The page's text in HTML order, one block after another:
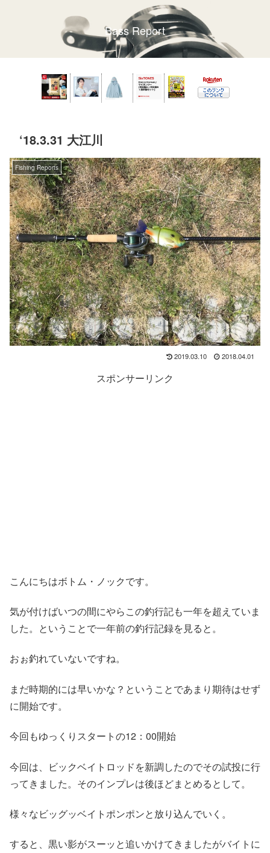
Bass Report
‘18.3.31 大江川
Fishing Reports
2019.03.10 2018.04.01
スポンサーリンク
こんにちはボトム・ノックです。
気が付けばいつの間にやらこの釣行記も一年を超えていま
した。ということで一年前の釣行記録を見ると。
おぉ釣れていないですね。
まだ時期的には早いかな？ということであまり期待はせず
に開始です。
今回もゆっくりスタートの12：00開始
今回は、ビックベイトロッドを新調したのでその試投に行
ってきました。そのインプレは後ほどまとめるとして。
様々なビッグッベイトポンポンと放り込んでいく。
すると、黒い影がスーッと追いかけてきましたがバイトに